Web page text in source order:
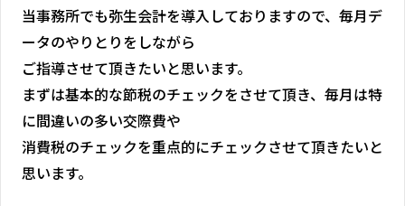
当事務所でも弥生会計を導入しておりますので、毎月デ
ータのやりとりをしながら
ご指導させて頂きたいと思います。
まずは基本的な節税のチェックをさせて頂き、毎月は特
に間違いの多い交際費や
消費税のチェックを重点的にチェックさせて頂きたいと
思います。